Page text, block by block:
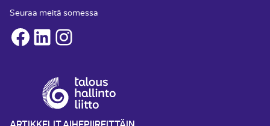
Seuraa meitä somessa
Facebook
LinkedInInstagram
ARTIKKELIT AIHEPIIREITTÄIN